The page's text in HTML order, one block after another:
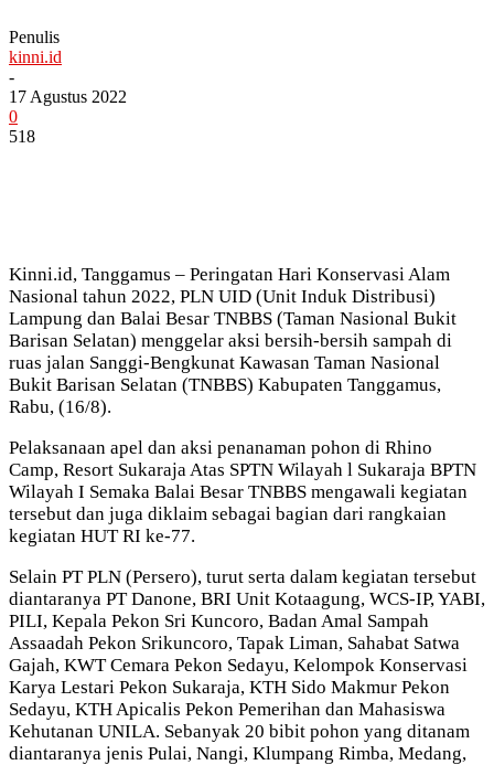
Penulis
kinni.id
-
17 Agustus 2022
0
518
Kinni.id, Tanggamus – Peringatan Hari Konservasi Alam
Nasional tahun 2022, PLN UID (Unit Induk Distribusi)
Lampung dan Balai Besar TNBBS (Taman Nasional Bukit
Barisan Selatan) menggelar aksi bersih-bersih sampah di
ruas jalan Sanggi-Bengkunat Kawasan Taman Nasional
Bukit Barisan Selatan (TNBBS) Kabupaten Tanggamus,
Rabu, (16/8).
Pelaksanaan apel dan aksi penanaman pohon di Rhino
Camp, Resort Sukaraja Atas SPTN Wilayah l Sukaraja BPTN
Wilayah I Semaka Balai Besar TNBBS mengawali kegiatan
tersebut dan juga diklaim sebagai bagian dari rangkaian
kegiatan HUT RI ke-77.
Selain PT PLN (Persero), turut serta dalam kegiatan tersebut
diantaranya PT Danone, BRI Unit Kotaagung, WCS-IP, YABI,
PILI, Kepala Pekon Sri Kuncoro, Badan Amal Sampah
Assaadah Pekon Srikuncoro, Tapak Liman, Sahabat Satwa
Gajah, KWT Cemara Pekon Sedayu, Kelompok Konservasi
Karya Lestari Pekon Sukaraja, KTH Sido Makmur Pekon
Sedayu, KTH Apicalis Pekon Pemerihan dan Mahasiswa
Kehutanan UNILA. Sebanyak 20 bibit pohon yang ditanam
diantaranya jenis Pulai, Nangi, Klumpang Rimba, Medang,